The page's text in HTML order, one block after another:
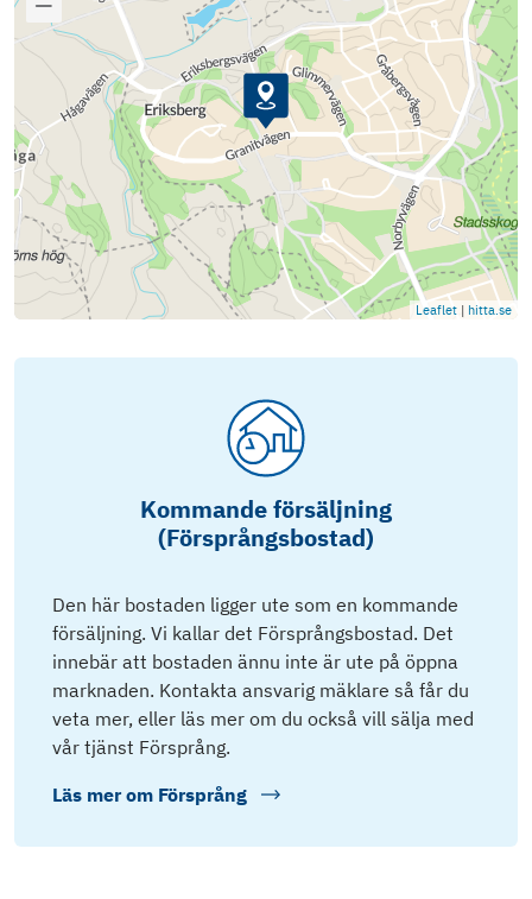
Leaflet | hitta.se
Kommande försäljning
(Försprångsbostad)
Den här bostaden ligger ute som en kommande
försäljning. Vi kallar det Försprångsbostad. Det
innebär att bostaden ännu inte är ute på öppna
marknaden. Kontakta ansvarig mäklare så får du
veta mer, eller läs mer om du också vill sälja med
vår tjänst Försprång.
Läs mer om Försprång